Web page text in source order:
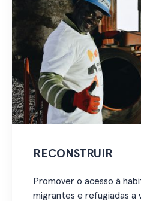
RECONSTRUIR
Promover o acesso à
migrantes e refugiadas a